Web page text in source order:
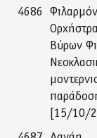
4686
Βύρων
[15/10/